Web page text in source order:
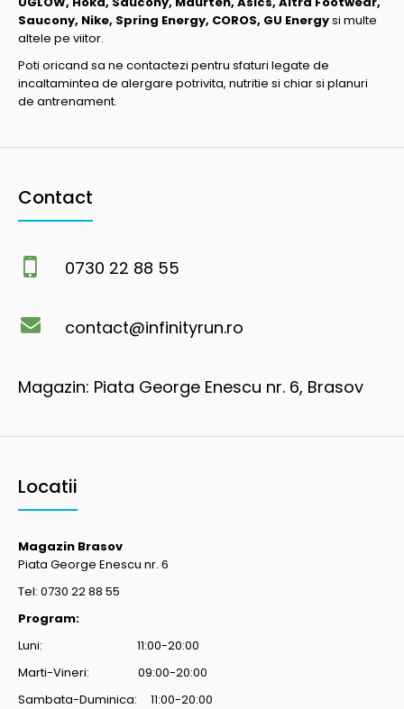
Saucony, Nike, Spring Energy, COROS, GU Energysi multe
altele pe viitor.
Poti oricand sa ne contactezi pentru sfaturi legate de
incaltamintea de alergare potrivita, nutritie si chiar si planuri
de antrenament.
Contact
0730 22 88 55
contact@infinityrun.ro
Magazin: Piata George Enescu nr. 6, Brasov
Locatii
Magazin Brasov
Piata George Enescu nr. 6
Tel: 0730 22 88 55
Program:
Luni: 11:00-20:00
Marti-Vineri: 09:00-20:00
Sambata-Duminica: 11:00-20:00